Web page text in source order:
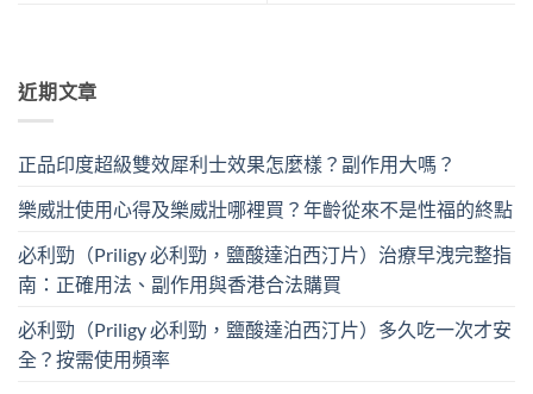
近期文章
正品印度超級雙效犀利士效果怎麼樣？副作用大嗎？
樂威壯使用心得及樂威壯哪裡買？年齡從來不是性福的終點
必利勁（Priligy 必利勁，鹽酸達泊西汀片）治療早洩完整指
南：正確用法、副作用與香港合法購買
必利勁（Priligy 必利勁，鹽酸達泊西汀片）多久吃一次才安
全？按需使用頻率